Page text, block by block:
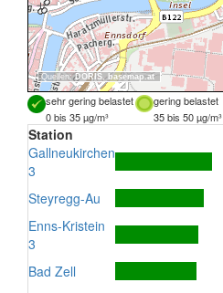
Quellen:DORIS, basemap.at
sehr gering belastet gering belastet
0 bis 35 µg/m³
35 bis 50 µg/m³
Station
Gallneukirchen
3
Steyregg-Au
Enns-Kristein
3
Bad Zell